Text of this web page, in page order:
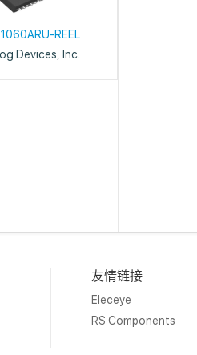
REEL
Devices, Inc.
友情链接
Eleceye
RS Components